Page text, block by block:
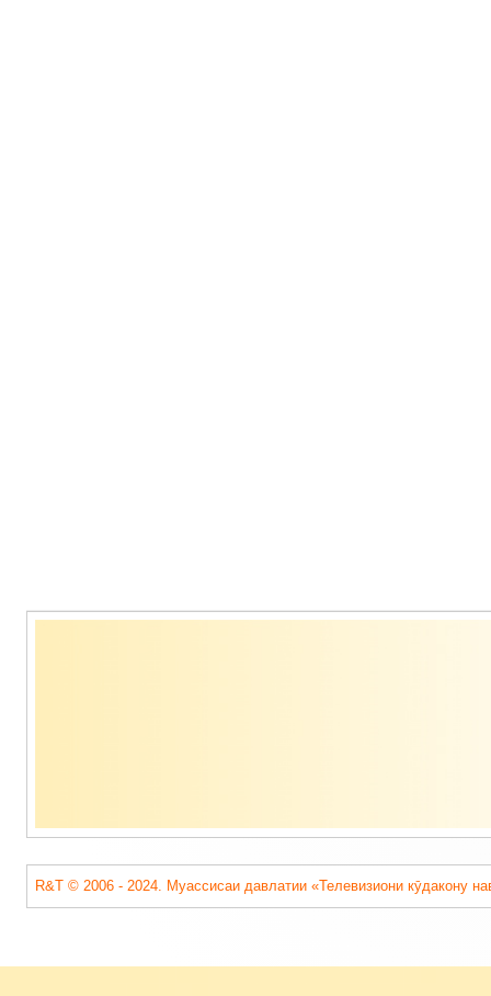
Содержимое
R&T © 2006 - 2024. Муассисаи давлатии «Телевизиони кӯдакону